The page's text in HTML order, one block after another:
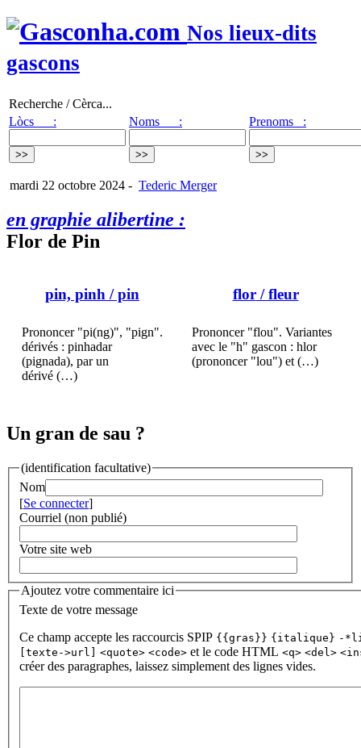
Nos lieux-dits
gascons
Recherche / Cèrca...
Lòcs :
Noms : Prenoms :
mardi 22 octobre 2024 - Tederic Merger
en graphie alibertine :
Flor de Pin
pin, pinh / pin
Prononcer "pi(ng)", "pign".
dérivés : pinhadar
(pignada), par un
dérivé (…)
flor/ fleur
Prononcer "flou". Variantes
avec le "h" gascon : hlor
(prononcer "lou") et (…)
Un gran de sau ?
(identification facultative)
Nom
[Se connecter]
Courriel (non publié)
Votre site web
Ajoutez votre commentaire ici
Texte de votre message
Ce champ accepte les raccourcis SPIP {{gras}} {italique} -
[texte->url] <quote> <code> et le code HTML <q> <del>
créer des paragraphes, laissez simplement des lignes vides.